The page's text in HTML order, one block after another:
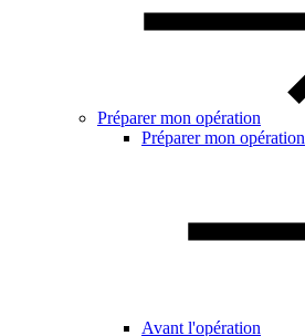
Préparer mon opération
Préparer mon opération
Avant l'opération